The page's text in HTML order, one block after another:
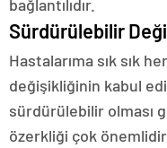
bağlantılıdır.
Sürdürülebilir
Hastalarıma sık sık
değişikliğinin kabul
sürdürülebilir olması
özerkliği çok